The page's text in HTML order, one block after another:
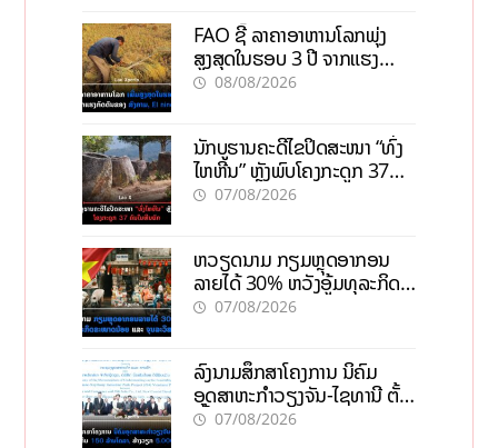
FAO ຊີ້ ລາຄາອາຫານໂລກພຸ່ງ
ສູງສຸດໃນຮອບ 3 ປີ ຈາກແຮງ
ກົດດັນຂອງສົງຄາມ, El nino
08/08/2026
ນັກບູຮານຄະດີໄຂປິດສະໜາ “ທົ່ງ
ໄຫຫີນ” ຫຼັງພົບໂຄງກະດູກ 37
ຄົນໃນຫີນຍັກ
07/08/2026
ຫວຽດນາມ ກຽມຫຼຸດອາກອນ
ລາຍໄດ້ 30% ຫວັງອູ້ມທຸລະກິດ
ຂະໜາດນ້ອຍ ແລະ ຈຸນລະ
07/08/2026
ລົງນາມສຶກສາໂຄງການ ນິຄົມ
ອຸດສາຫະກຳວຽງຈັນ-ໄຊທານີ ຕັ້ງ
ເປົ້າດຶງທຶນ 150 ລ້ານໂດລາ, ສ້າງ
07/08/2026